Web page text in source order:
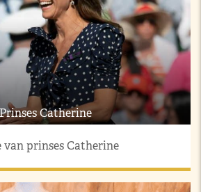
Catherine
van prinses Catherine